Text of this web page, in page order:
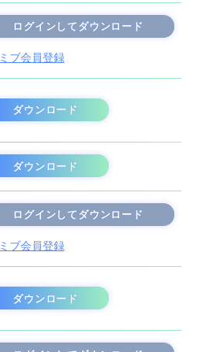
ミブ会員登録
ダウンロード
ダウンロード
ミブ会員登録
ダウンロード